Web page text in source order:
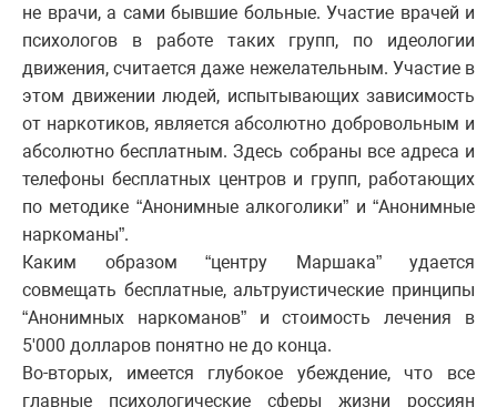
не врачи, а сами бывшие больные. Участие врачей и
психологов в работе таких групп, по идеологии
движения, считается даже нежелательным. Участие в
этом движении людей, испытывающих зависимость
от наркотиков, является абсолютно добровольным и
абсолютно бесплатным. Здесь собраны все адреса и
телефоны бесплатных центров и групп, работающих
по методике “Анонимные алкоголики” и “Анонимные
наркоманы”.
Каким образом “центру Маршака” удается
совмещать бесплатные, альтруистические принципы
“Анонимных наркоманов” и стоимость лечения в
5'000 долларов понятно не до конца.
Во-вторых, имеется глубокое убеждение, что все
главные психологические сферы жизни россиян